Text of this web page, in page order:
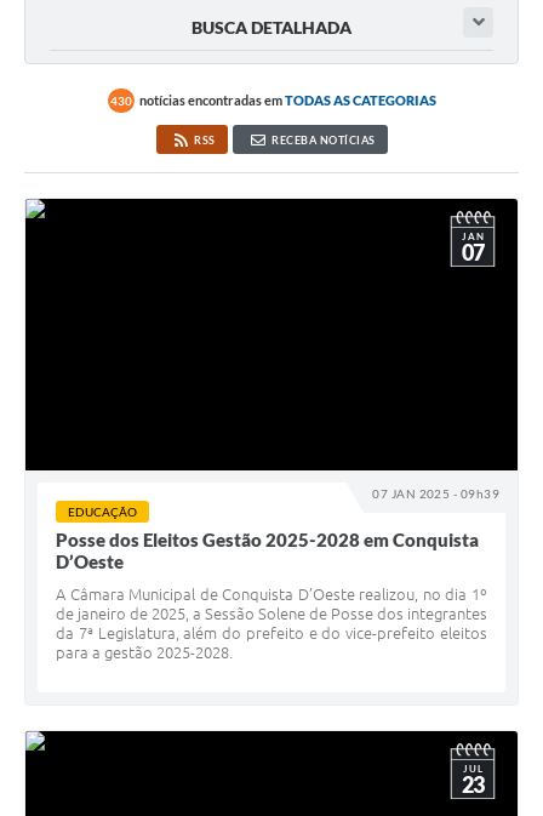
BUSCA DETALHADA
430 notícias encontradas emTODAS AS CATEGORIAS
RSS RECEBA NOTÍCIAS
07 JAN 2025 - 09h39
JAN
07
EDUCAÇÃO
Posse dos Eleitos Gestão 2025-2028 em Conquista
D’Oeste
A Câmara Municipal de Conquista D’Oeste realizou, no dia 1º
de janeiro de 2025, a Sessão Solene de Posse dos integrantes
da 7ª Legislatura, além do prefeito e do vice-prefeito eleitos
para a gestão 2025-2028.
JUL
23